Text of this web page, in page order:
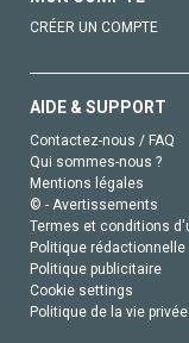
CRÉER UN COMPTE
AIDE & SUPPORT
Contactez-nous / FAQ
Qui sommes-nous ?
Mentions légales
© - Avertissements
Termes et conditions
Politique rédactionnelle
Politique publicitaire
Cookie settings
Politique de la vie privée